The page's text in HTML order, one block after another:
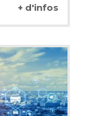
+ d'infos